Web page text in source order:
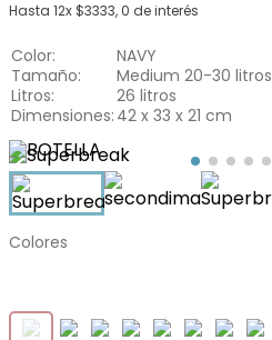
Hasta 12x $3333, 0 de interés
Color
NAVY
Tamaño
Medium 20-30 litros
Litros
26 litros
Dimensiones 42 x 33 x 21 cm
Colores